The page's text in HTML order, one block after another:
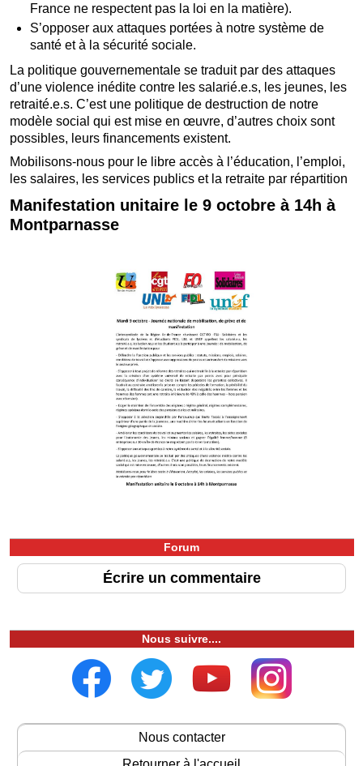
France ne respectent pas la loi en la matière).
S’opposer aux attaques portées à notre système de
santé et à la sécurité sociale.
La politique gouvernementale se traduit par des attaques
d’une violence inédite contre les salarié.e.s, les jeunes, les
retraité.e.s. C’est une politique de destruction de notre
modèle social qui est mise en œuvre, d’autres choix sont
possibles, leurs financements existent.
Mobilisons-nous pour le libre accès à l’éducation, l’emploi,
les salaires, les services publics et la retraite par répartition
Manifestation unitaire le 9 octobre à 14h à
Montparnasse
Forum
Écrire un commentaire
Nous suivre....
Nous contacter